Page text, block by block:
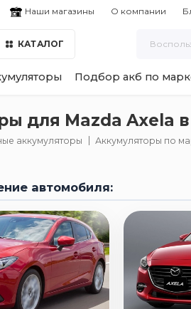
Наши магазины О компании
КАТАЛОГ
Подбор акб по
для Mazda Axela
аккумуляторы Аккумуляторы по
автомобиля: